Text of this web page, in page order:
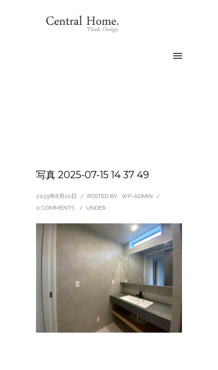
写真 2025-07-15 14 37 49
2025年8月10日 / POSTED BY : WP-ADMIN /
0 COMMENTS
/ UNDER :